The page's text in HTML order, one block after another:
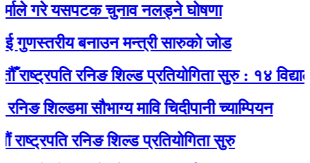
यसपटक चुनाव नलड्ने घोषणा
बनाउन मन्त्री सारुको जोड
रनिङ शिल्ड प्रतियोगिता सुरु : १४ विद्यालयकाे
सौभाग्य मावि चिदीपानी च्याम्पियन
रनिङ शिल्ड प्रतियोगिता सुरु